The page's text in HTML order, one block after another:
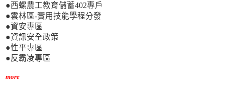
●西螺農工教育儲蓄402專戶
●雲林區-實用技能學程分發
●資安專區
●資訊安全政策
●性平專區
●反霸凌專區
more